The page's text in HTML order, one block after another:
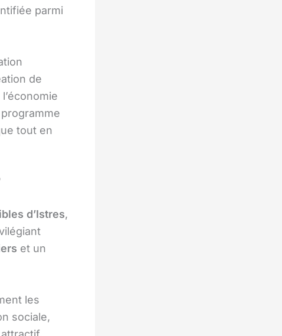
parmi
de
tout en
d’Istres,
et un
les
sociale,